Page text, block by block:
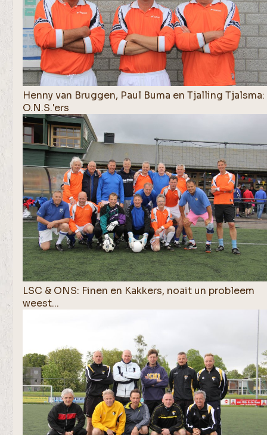
Henny van Bruggen, Paul Buma en Tjalling Tjalsma:
O.N.S.'ers
LSC & ONS: Finen en Kakkers, noait un probleem
weest...